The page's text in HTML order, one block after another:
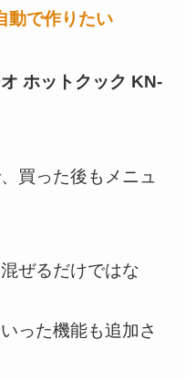
動で作りたい
ホットクック KN-
買った後もメニュ
ぜるだけではな
った機能も追加さ